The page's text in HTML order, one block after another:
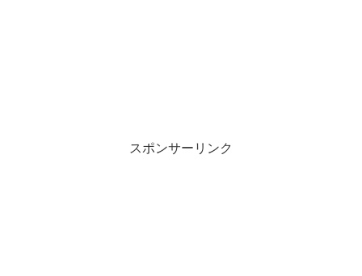
スポンサーリンク